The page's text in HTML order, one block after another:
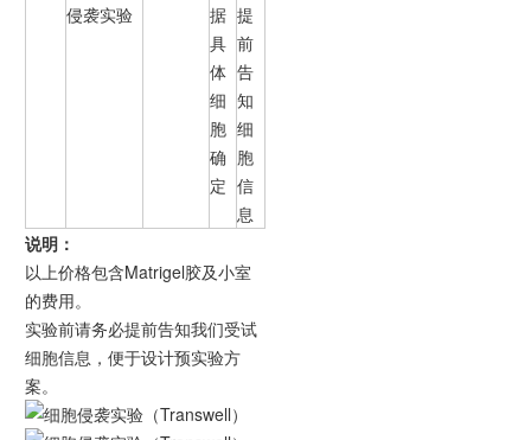
侵袭实验
据
具
体
细
胞
确
定
提
前
告
知
细
胞
信
息
说明：
以上价格包含Matrigel胶及小室
的费用。
实验前请务必提前告知我们受试
细胞信息，便于设计预实验方
案。